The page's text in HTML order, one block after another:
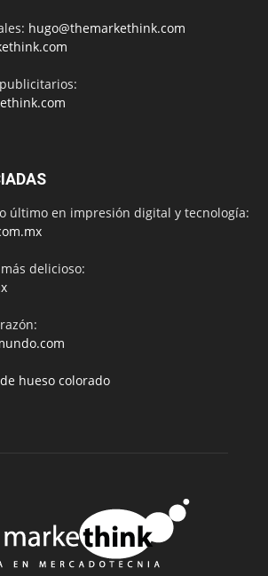
hugo@themarkethink.com
último en impresión digital y tecnología:
delicioso:
hueso colorado